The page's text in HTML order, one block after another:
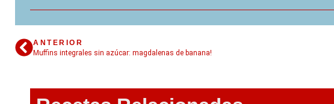
ANTERIOR
Muffins integrales sin azúcar: magdalenas de banana!